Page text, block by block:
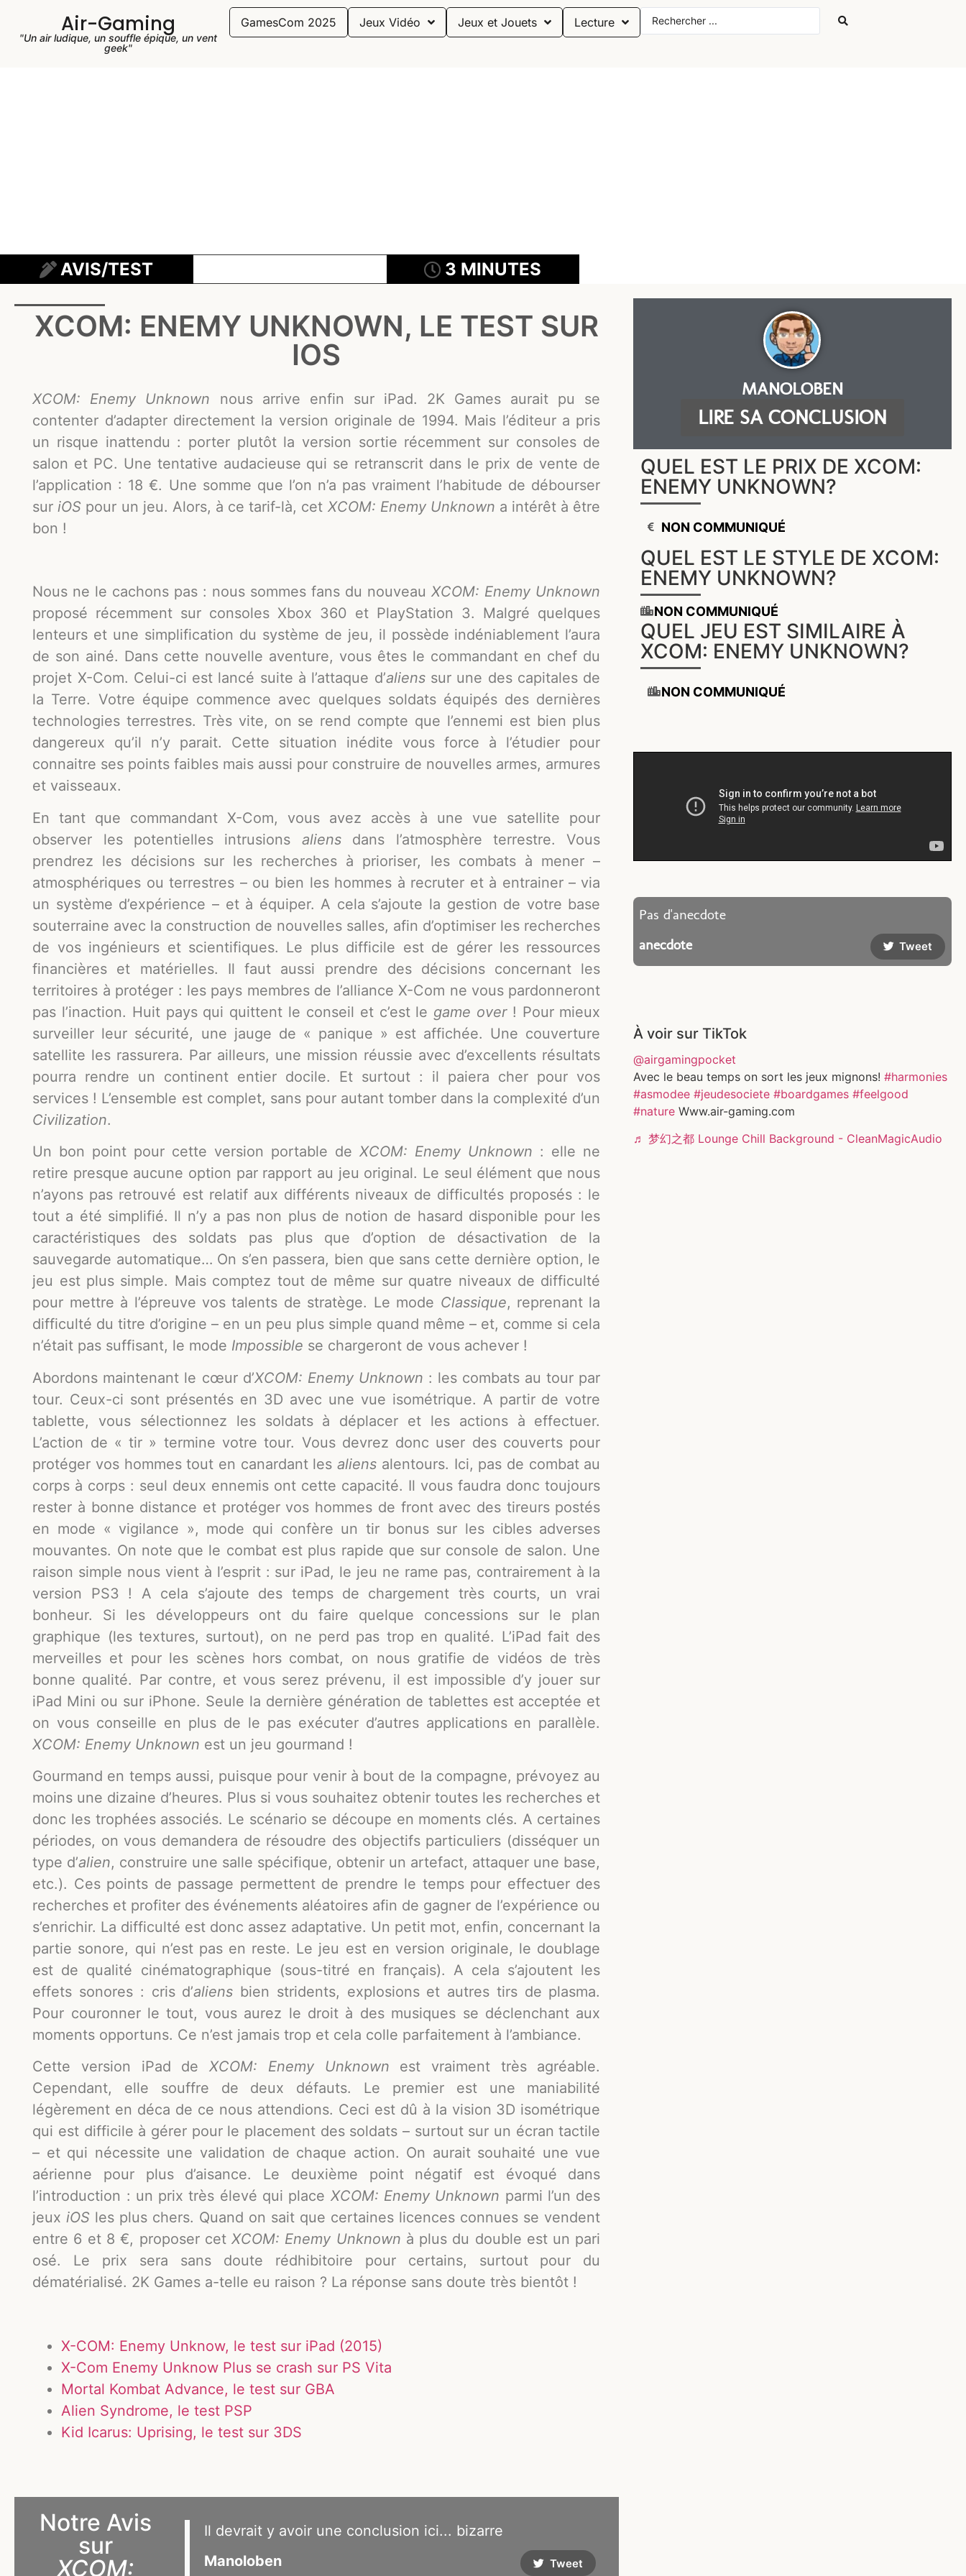
Air-Gaming
"Un air ludique, un souffle épique, un vent
geek"
GamesCom 2025 Jeux Vidéo Jeux et Jouets Lecture
AVIS/TEST 3 MINUTES
XCOM: ENEMY UNKNOWN, LE TEST SUR
IOS
XCOM: Enemy Unknown nous arrive enfin sur iPad. 2K Games aurait pu se
contenter d’adapter directement la version originale de 1994. Mais l’éditeur a pris
un risque inattendu : porter plutôt la version sortie récemment sur consoles de
salon et PC. Une tentative audacieuse qui se retranscrit dans le prix de vente de
l’application : 18 €. Une somme que l’on n’a pas vraiment l’habitude de débourser
sur iOS pour un jeu. Alors, à ce tarif-là, cet XCOM: Enemy Unknown a intérêt à être
bon !
Nous ne le cachons pas : nous sommes fans du nouveauXCOM: Enemy Unknown
proposé récemment sur consoles Xbox 360 et PlayStation 3. Malgré quelques
lenteurs et une simplification du système de jeu, il possède indéniablement l’aura
de son ainé. Dans cette nouvelle aventure, vous êtes le commandant en chef du
projet X-Com. Celui-ci est lancé suite à l’attaque d’alienssur une des capitales de
la Terre. Votre équipe commence avec quelques soldats équipés des dernières
technologies terrestres. Très vite, on se rend compte que l’ennemi est bien plus
dangereux qu’il n’y parait. Cette situation inédite vous force à l’étudier pour
connaitre ses points faibles mais aussi pour construire de nouvelles armes, armures
et vaisseaux.
En tant que commandant X-Com, vous avez accès à une vue satellite pour
observer les potentielles intrusions aliensdans l’atmosphère terrestre. Vous
prendrez les décisions sur les recherches à prioriser, les combats à mener –
atmosphériques ou terrestres – ou bien les hommes à recruter et à entrainer – via
un système d’expérience – et à équiper. A cela s’ajoute la gestion de votre base
souterraine avec la construction de nouvelles salles, afin d’optimiser les recherches
de vos ingénieurs et scientifiques. Le plus difficile est de gérer les ressources
financières et matérielles. Il faut aussi prendre des décisions concernant les
territoires à protéger : les pays membres de l’alliance X-Com ne vous pardonneront
pas l’inaction. Huit pays qui quittent le conseil et c’est le game over! Pour mieux
surveiller leur sécurité, une jauge de « panique » est affichée. Une couverture
satellite les rassurera. Par ailleurs, une mission réussie avec d’excellents résultats
pourra rendre un continent entier docile. Et surtout : il paiera cher pour vos
services ! L’ensemble est complet, sans pour autant tomber dans la complexité d’un
Civilization.
Un bon point pour cette version portable deXCOM: Enemy Unknown : elle ne
retire presque aucune option par rapport au jeu original. Le seul élément que nous
n’ayons pas retrouvé est relatif aux différents niveaux de difficultés proposés : le
tout a été simplifié. Il n’y a pas non plus de notion de hasard disponible pour les
caractéristiques des soldats pas plus que d’option de désactivation de la
sauvegarde automatique… On s’en passera, bien que sans cette dernière option, le
jeu est plus simple. Mais comptez tout de même sur quatre niveaux de difficulté
pour mettre à l’épreuve vos talents de stratège. Le mode Classique, reprenant la
difficulté du titre d’origine – en un peu plus simple quand même – et, comme si cela
n’était pas suffisant, le mode Impossible se chargeront de vous achever !
Abordons maintenant le cœur d’XCOM: Enemy Unknown : les combats au tour par
tour. Ceux-ci sont présentés en 3D avec une vue isométrique. A partir de votre
tablette, vous sélectionnez les soldats à déplacer et les actions à effectuer.
L’action de « tir » termine votre tour. Vous devrez donc user des couverts pour
protéger vos hommes tout en canardant lesaliens alentours. Ici, pas de combat au
corps à corps : seul deux ennemis ont cette capacité. Il vous faudra donc toujours
rester à bonne distance et protéger vos hommes de front avec des tireurs postés
en mode « vigilance », mode qui confère un tir bonus sur les cibles adverses
mouvantes. On note que le combat est plus rapide que sur console de salon. Une
raison simple nous vient à l’esprit : sur iPad, le jeu ne rame pas, contrairement à la
version PS3 ! A cela s’ajoute des temps de chargement très courts, un vrai
bonheur. Si les développeurs ont du faire quelque concessions sur le plan
graphique (les textures, surtout), on ne perd pas trop en qualité. L’iPad fait des
merveilles et pour les scènes hors combat, on nous gratifie de vidéos de très
bonne qualité. Par contre, et vous serez prévenu, il est impossible d’y jouer sur
iPad Mini ou sur iPhone. Seule la dernière génération de tablettes est acceptée et
on vous conseille en plus de le pas exécuter d’autres applications en parallèle.
XCOM: Enemy Unknown est un jeu gourmand !
Gourmand en temps aussi, puisque pour venir à bout de la compagne, prévoyez au
moins une dizaine d’heures. Plus si vous souhaitez obtenir toutes les recherches et
donc les trophées associés. Le scénario se découpe en moments clés. A certaines
périodes, on vous demandera de résoudre des objectifs particuliers (disséquer un
type d’alien, construire une salle spécifique, obtenir un artefact, attaquer une base,
etc.). Ces points de passage permettent de prendre le temps pour effectuer des
recherches et profiter des événements aléatoires afin de gagner de l’expérience ou
s’enrichir. La difficulté est donc assez adaptative. Un petit mot, enfin, concernant la
partie sonore, qui n’est pas en reste. Le jeu est en version originale, le doublage
est de qualité cinématographique (sous-titré en français). A cela s’ajoutent les
effets sonores : cris d’aliens bien stridents, explosions et autres tirs de plasma.
Pour couronner le tout, vous aurez le droit à des musiques se déclenchant aux
moments opportuns. Ce n’est jamais trop et cela colle parfaitement à l’ambiance.
Cette version iPad deXCOM: Enemy Unknown est vraiment très agréable.
Cependant, elle souffre de deux défauts. Le premier est une maniabilité
légèrement en déca de ce nous attendions. Ceci est dû à la vision 3D isométrique
qui est difficile à gérer pour le placement des soldats – surtout sur un écran tactile
– et qui nécessite une validation de chaque action. On aurait souhaité une vue
aérienne pour plus d’aisance. Le deuxième point négatif est évoqué dans
l’introduction : un prix très élevé qui place XCOM: Enemy Unknown parmi l’un des
jeuxiOS les plus chers. Quand on sait que certaines licences connues se vendent
entre 6 et 8 €, proposer cetXCOM: Enemy Unknown à plus du double est un pari
osé. Le prix sera sans doute rédhibitoire pour certains, surtout pour du
dématérialisé. 2K Games a-telle eu raison ? La réponse sans doute très bientôt !
X-COM: Enemy Unknow, le test sur iPad (2015)
X-Com Enemy Unknow Plus se crash sur PS Vita
Mortal Kombat Advance, le test sur GBA
Alien Syndrome, le test PSP
Kid Icarus: Uprising, le test sur 3DS
Notre Avis
sur
XCOM:
Il devrait y avoir une conclusion ici... bizarre
Manoloben
Tweet
MANOLOBEN
LIRE SA CONCLUSION
QUEL EST LE PRIX DE XCOM:
ENEMY UNKNOWN?
NON COMMUNIQUÉ
QUEL EST LE STYLE DE XCOM:
ENEMY UNKNOWN?
NON COMMUNIQUÉ
QUEL JEU EST SIMILAIRE À
XCOM: ENEMY UNKNOWN?
NON COMMUNIQUÉ
Pas d'anecdote
anecdote
Tweet
À voir sur TikTok
@airgamingpocket
Avec le beau temps on sort les jeux mignons! #harmonies
#asmodee #jeudesociete #boardgames #feelgood
#natureWww.air-gaming.com
♬ 梦幻之都 Lounge Chill Background - CleanMagicAudio